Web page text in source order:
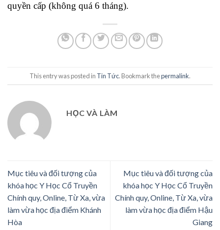
quyền cấp (không quá 6 tháng).
This entry was posted in Tin Tức. Bookmark thepermalink.
HỌC VÀ LÀM
Mục tiêu và đối tượng của
khóa học Y Học Cổ Truyền
Chính quy, Online, Từ Xa, vừa
làm vừa học địa điểm Khánh
Hòa
Mục tiêu và đối tượng của
khóa học Y Học Cổ Truyền
Chính quy, Online, Từ Xa, vừa
làm vừa học địa điểm Hậu
Giang